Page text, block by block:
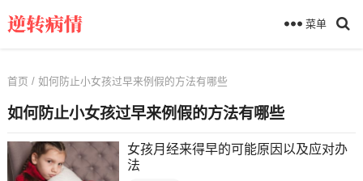
菜单
首页 / 如何防止小女孩过早来例假的方法有哪些
如何防止小女孩过早来例假的方法有哪些
女孩月经来得早的可能原因以及应对办
法